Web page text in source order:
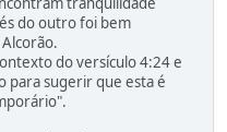
do outro foi bem
do versículo 4:24 e
para sugerir que esta é